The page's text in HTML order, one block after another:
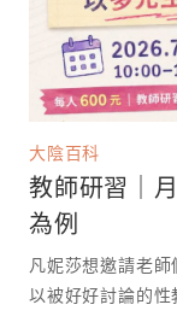
大陰百科
教師研習｜
為例
凡妮莎想邀請老